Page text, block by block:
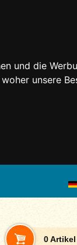
und die
unsere
0 Artikel